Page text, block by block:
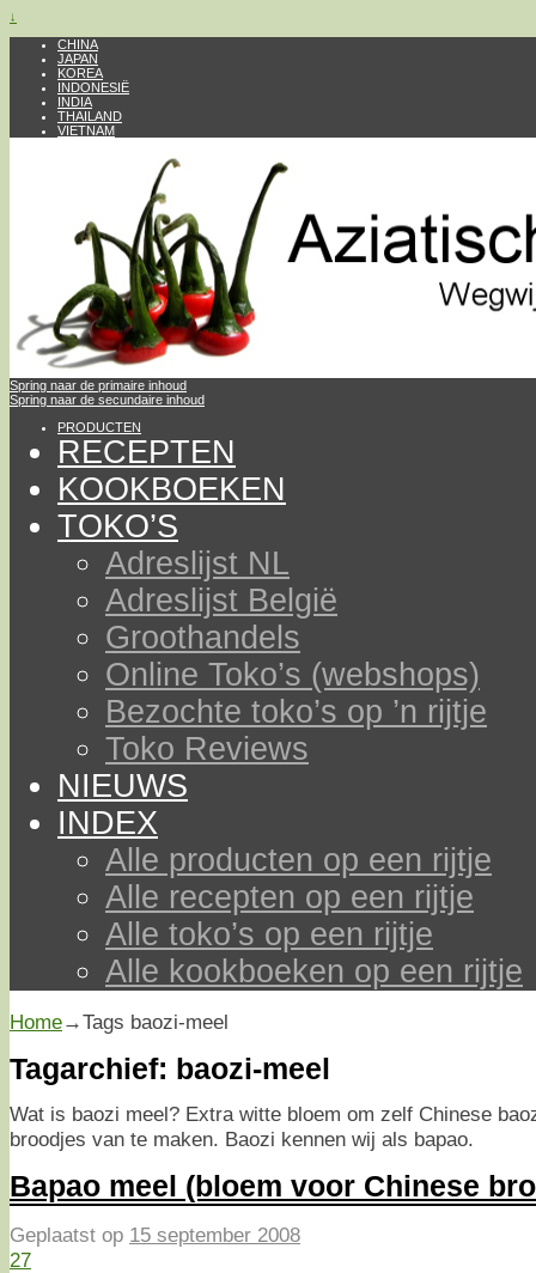
↓
CHINA
JAPAN
KOREA
INDONESIË
INDIA
THAILAND
VIETNAM
Spring naar de primaire inhoud
Spring naar de secundaire inhoud
PRODUCTEN
RECEPTEN
KOOKBOEKEN
TOKO’S
Adreslijst NL
Adreslijst België
Groothandels
Online Toko’s (webshops)
Bezochte toko’s op ’n rijtje
Toko Reviews
NIEUWS
INDEX
Alle producten op een rijtje
Alle recepten op een rijtje
Alle toko’s op een rijtje
Alle kookboeken op een rijtje
Home→Tags baozi-meel
Tagarchief: baozi-meel
Wat is baozi meel? Extra witte bloem om zelf Chinese
broodjes van te maken. Baozi kennen wij als bapao.
Bapao meel (bloem voor Chinese
Geplaatst op 15 september 2008
27